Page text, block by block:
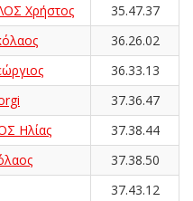
Χρήστος
35.47.37
36.26.02
36.33.13
37.36.47
Ηλίας
37.38.44
37.38.50
37.43.12